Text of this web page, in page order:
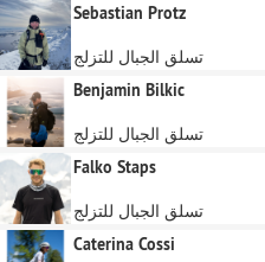
Sebastian Protz
تسلق الجبال للتزلج
Benjamin Bilkic
تسلق الجبال للتزلج
Falko Staps
تسلق الجبال للتزلج
Caterina Cossi